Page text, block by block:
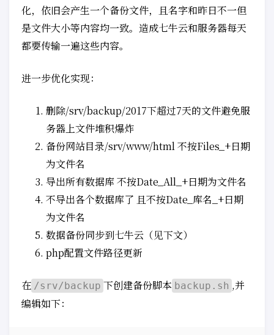
化，依旧会产生一个备份文件，且名字和昨日不一但
是文件大小等内容均一致。造成七牛云和服务器每天
都要传输一遍这些内容。
进一步优化实现：
删除/srv/backup/2017下超过7天的文件避免服
务器上文件堆积爆炸
备份网站目录/srv/www/html 不按Files_+日期
为文件名
导出所有数据库 不按Date_All_+日期为文件名
不导出各个数据库了 且不按Date_库名_+日期
为文件名
数据备份同步到七牛云（见下文）
php配置文件路径更新
在 /srv/backup 下创建备份脚本 backup.sh ,并
编辑如下：